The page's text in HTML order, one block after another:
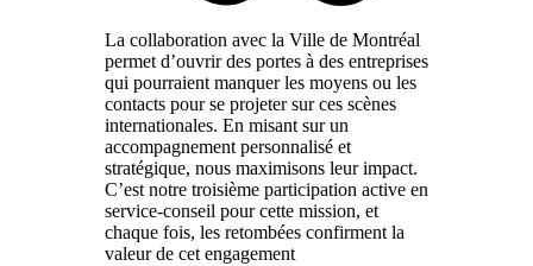
La collaboration avec la Ville de Montréal
permet d’ouvrir des portes à des entreprises
qui pourraient manquer les moyens ou les
contacts pour se projeter sur ces scènes
internationales. En misant sur un
accompagnement personnalisé et
stratégique, nous maximisons leur impact.
C’est notre troisième participation active en
service-conseil pour cette mission, et
chaque fois, les retombées confirment la
valeur de cet engagement